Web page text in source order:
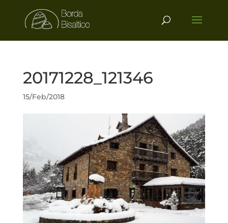
20171228_121346
15/Feb/2018